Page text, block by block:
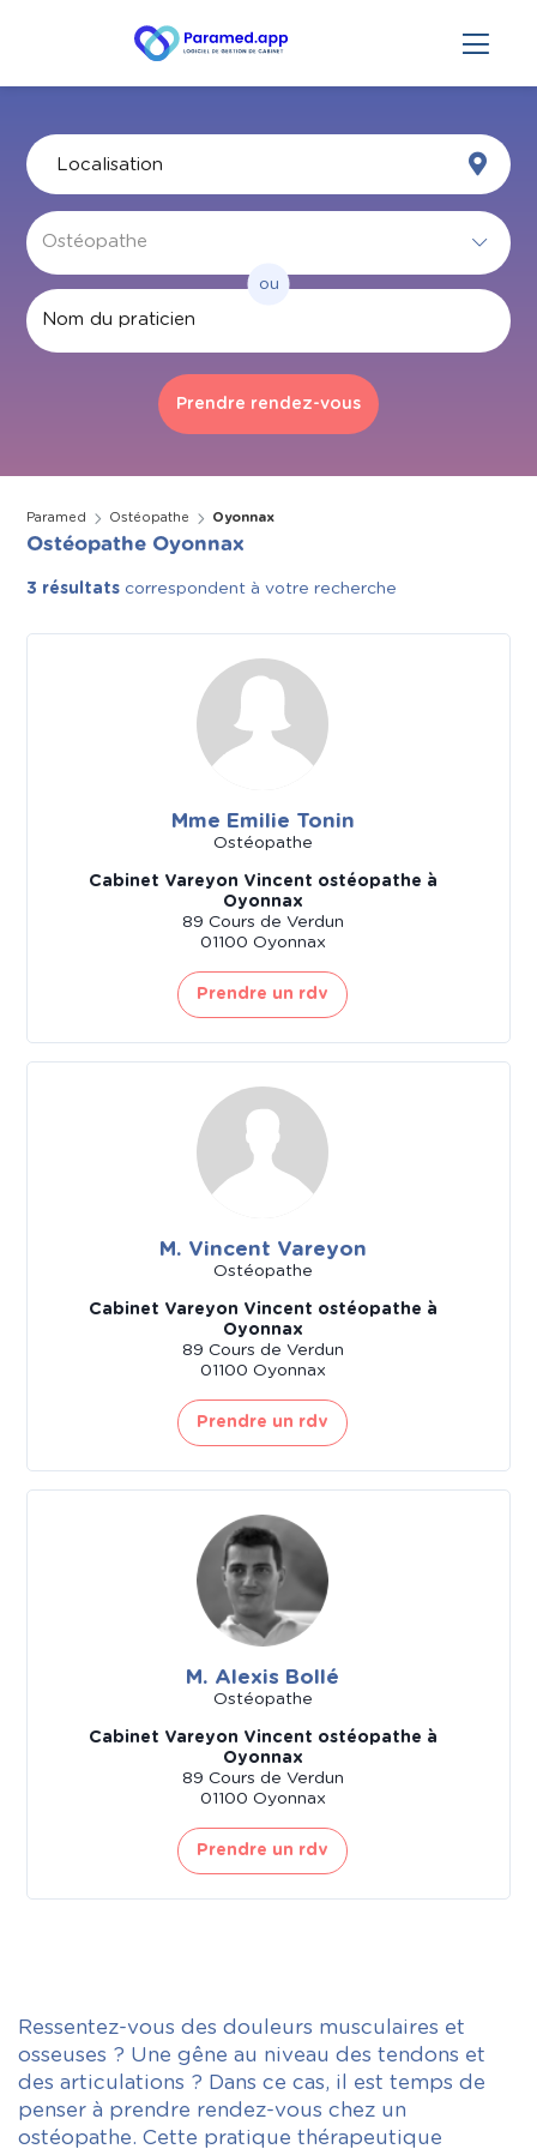
Par nom
ou
Paramed Ostéopathe Oyonnax
Ostéopathe Oyonnax
3 résultats correspondent à votre recherche
Mme Emilie Tonin
Ostéopathe
Cabinet Vareyon Vincent ostéopathe à
Oyonnax
89 Cours de Verdun
01100 Oyonnax
Prendre un rdv
M. Vincent Vareyon
Ostéopathe
Cabinet Vareyon Vincent ostéopathe à
Oyonnax
89 Cours de Verdun
01100 Oyonnax
Prendre un rdv
M. Alexis Bollé
Ostéopathe
Cabinet Vareyon Vincent ostéopathe à
Oyonnax
89 Cours de Verdun
01100 Oyonnax
Prendre un rdv
Ressentez-vous des douleurs musculaires et
osseuses ? Une gêne au niveau des tendons et
des articulations ? Dans ce cas, il est temps de
penser à prendre rendez-vous chez un
ostéopathe. Cette pratique thérapeutique